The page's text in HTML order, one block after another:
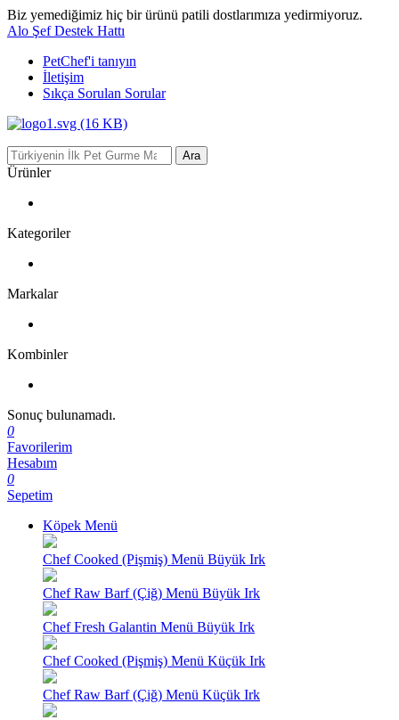
Biz yemediğimiz hiç bir ürünü patili dostlarımıza yedirmiyoruz.
Alo Şef Destek Hattı
PetChef'i tanıyın
İletişim
Sıkça Sorulan Sorular
Ara
Ürünler
Kategoriler
Markalar
Kombinler
Sonuç bulunamadı.
0
Favorilerim
Hesabım
0
Sepetim
Köpek Menü
Chef Cooked (Pişmiş) Menü Büyük Irk
Chef Raw Barf (Çiğ) Menü Büyük Irk
Chef Fresh Galantin Menü Büyük Irk
Chef Cooked (Pişmiş) Menü Küçük Irk
Chef Raw Barf (Çiğ) Menü Küçük Irk